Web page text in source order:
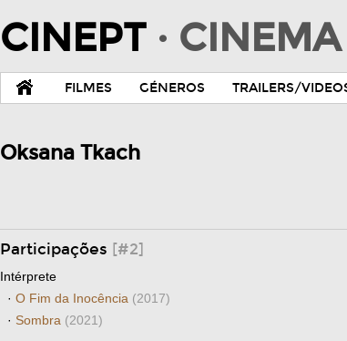
CINEPT ·
FILMES GÉNEROS TRAILERS/
Oksana Tkach
Participações [#2]
Intérprete
· O Fim da Inocência (2017)
· Sombra (2021)